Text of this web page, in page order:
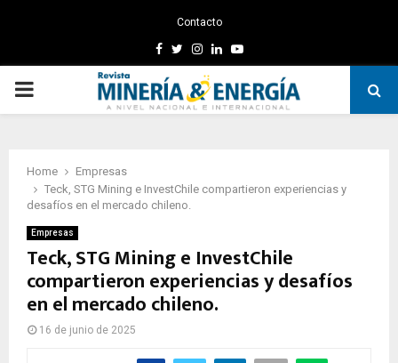
Contacto
Facebook
TwitterInstagram
LinkedinYoutube
PRIMARY
Home
Empresas
Teck, STG Mining e InvestChile compartieron experiencias y
desafíos en el mercado chileno.
Empresas
Teck, STG Mining e InvestChile
compartieron experiencias y desafíos
en el mercado chileno.
16 de junio de 2025